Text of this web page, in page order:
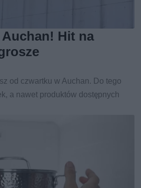
Hit na
od czwartku w Auchan. Do tego
a nawet produktów dostępnych